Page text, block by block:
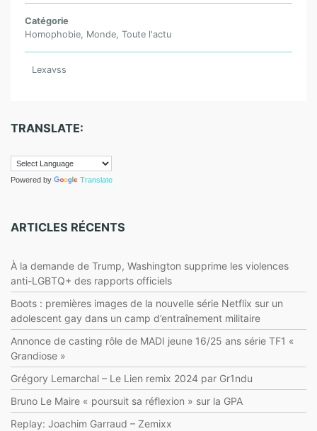
b
o
o
k
e
n
g
st A
p
p
k.
o
g
er
Catégorie
Homophobie, Monde, Toute l'actu
Lexavss
TRANSLATE:
Powered by Translate
ARTICLES RÉCENTS
À la demande de Trump, Washington supprime les violences
anti-LGBTQ+ des rapports officiels
Boots : premières images de la nouvelle série Netflix sur un
adolescent gay dans un camp d’entraînement militaire
Annonce de casting rôle de MADI jeune 16/25 ans série TF1 «
Grandiose »
Grégory Lemarchal – Le Lien remix 2024 par Gr1ndu
Bruno Le Maire « poursuit sa réflexion » sur la GPA
Replay: Joachim Garraud – Zemixx